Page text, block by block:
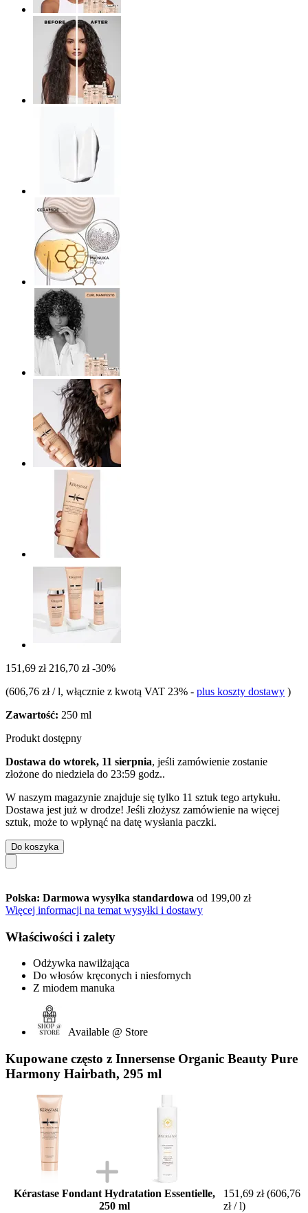
151,69 zł 216,70 zł -30%
(606,76 zł / l, włącznie z kwotą VAT 23% - plus koszty dostawy )
Zawartość: 250 ml
Produkt dostępny
Dostawa do wtorek, 11 sierpnia, jeśli zamówienie zostanie
złożone do niedziela do 23:59 godz..
W naszym magazynie znajduje się tylko 11 sztuk tego artykułu.
Dostawa jest już w drodze! Jeśli złożysz zamówienie na więcej
sztuk, może to wpłynąć na datę wysłania paczki.
Do koszyka
Polska: Darmowa wysyłka standardowa od 199,00 zł
Więcej informacji na temat wysyłki i dostawy
Właściwości i zalety
Odżywka nawilżająca
Do włosów kręconych i niesfornych
Z miodem manuka
Available @ Store
Kupowane często z Innersense Organic Beauty Pure
Harmony Hairbath, 295 ml
Kérastase Fondant Hydratation Essentielle,
250 ml
151,69 zł (606,76
zł / l)